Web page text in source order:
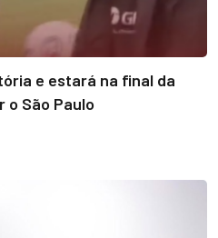
e estará na final da
o São Paulo